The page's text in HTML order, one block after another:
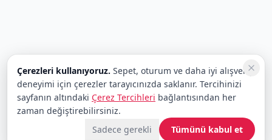
Çerezleri kullanıyoruz. Sepet, oturum ve daha iyi alışveriş
deneyimi için çerezler tarayıcınızda saklanır. Tercihinizi
sayfanın altındaki Çerez Tercihleri bağlantısından her
zaman değiştirebilirsiniz.
Sadece gerekli
Tümünü kabul et